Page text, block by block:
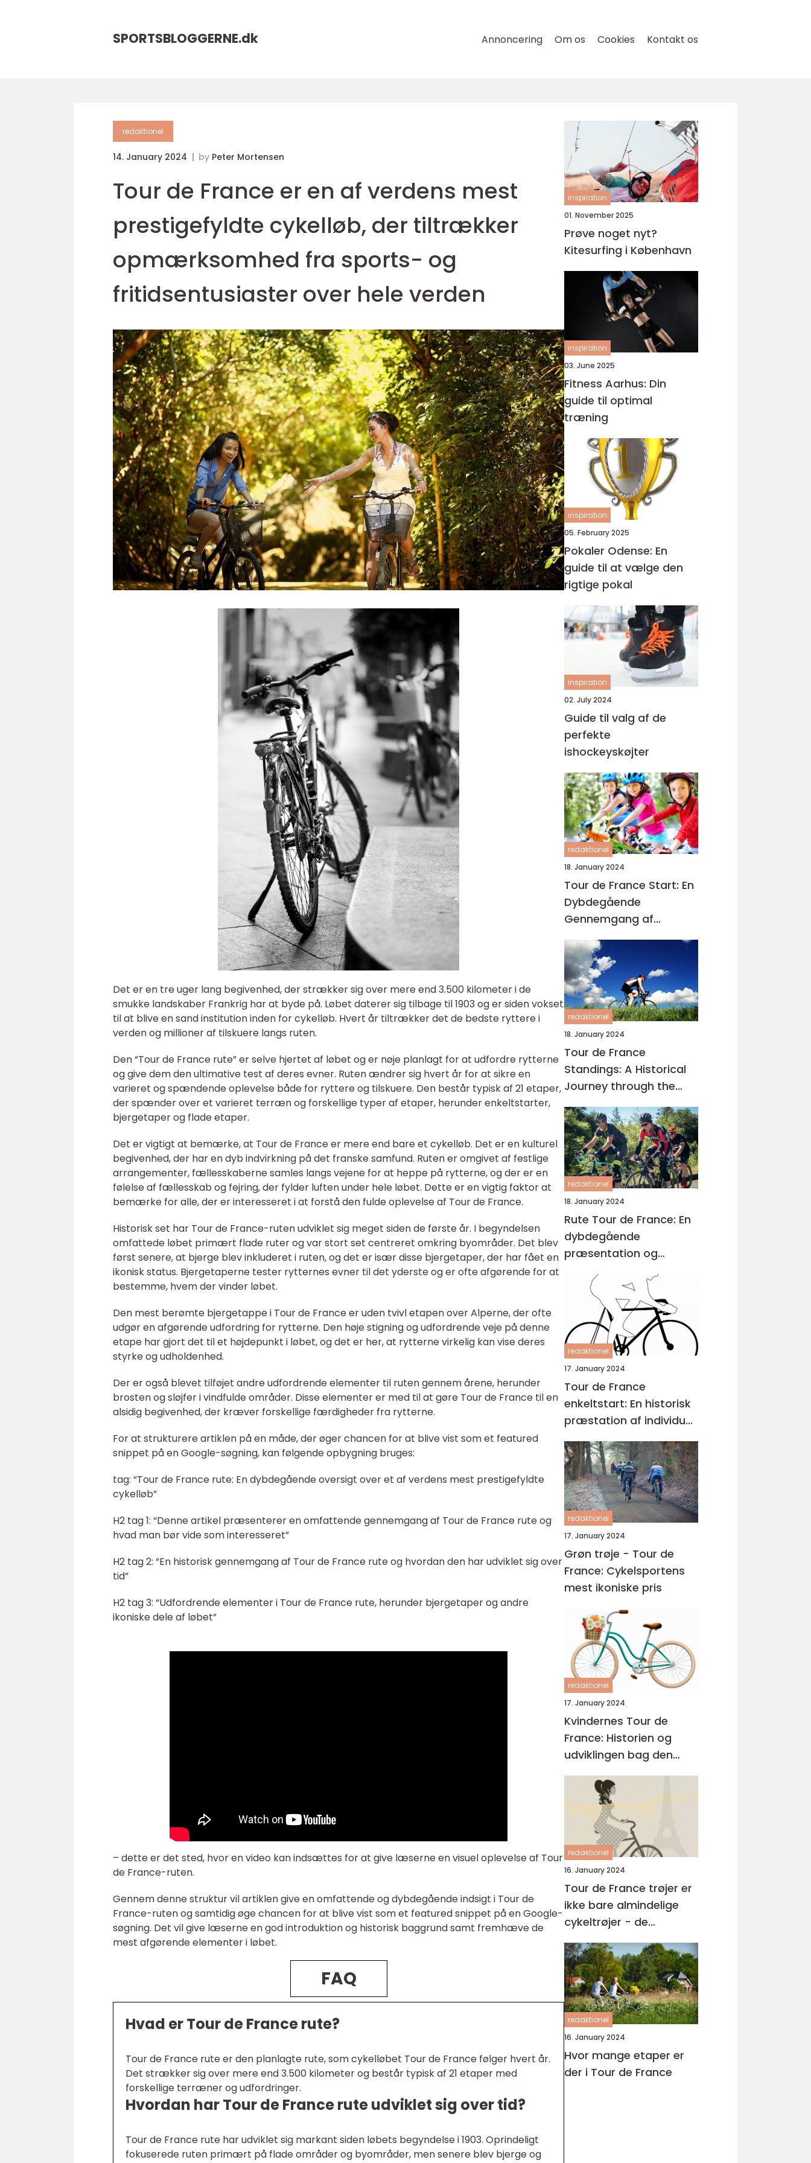
SPORTSBLOGGERNE.dk Annoncering Om os Cookies Kontakt os
redaktionel
14. January 2024 by Peter Mortensen
Tour de France er en af verdens mest
prestigefyldte cykelløb, der tiltrækker
opmærksomhed fra sports- og
fritidsentusiaster over hele verden
Det er en tre uger lang begivenhed, der strækker sig over mere end 3.500 kilometer i de
smukke landskaber Frankrig har at byde på. Løbet daterer sig tilbage til 1903 og er siden vokset
til at blive en sand institution inden for cykelløb. Hvert år tiltrækker det de bedste ryttere i
verden og millioner af tilskuere langs ruten.
Den “Tour de France rute” er selve hjertet af løbet og er nøje planlagt for at udfordre rytterne
og give dem den ultimative test af deres evner. Ruten ændrer sig hvert år for at sikre en
varieret og spændende oplevelse både for ryttere og tilskuere. Den består typisk af 21 etaper,
der spænder over et varieret terræn og forskellige typer af etaper, herunder enkeltstarter,
bjergetaper og flade etaper.
Det er vigtigt at bemærke, at Tour de France er mere end bare et cykelløb. Det er en kulturel
begivenhed, der har en dyb indvirkning på det franske samfund. Ruten er omgivet af festlige
arrangementer, fællesskaberne samles langs vejene for at heppe på rytterne, og der er en
følelse af fællesskab og fejring, der fylder luften under hele løbet. Dette er en vigtig faktor at
bemærke for alle, der er interesseret i at forstå den fulde oplevelse af Tour de France.
Historisk set har Tour de France-ruten udviklet sig meget siden de første år. I begyndelsen
omfattede løbet primært flade ruter og var stort set centreret omkring byområder. Det blev
først senere, at bjerge blev inkluderet i ruten, og det er især disse bjergetaper, der har fået en
ikonisk status. Bjergetaperne tester rytternes evner til det yderste og er ofte afgørende for at
bestemme, hvem der vinder løbet.
Den mest berømte bjergetappe i Tour de France er uden tvivl etapen over Alperne, der ofte
udgør en afgørende udfordring for rytterne. Den høje stigning og udfordrende veje på denne
etape har gjort det til et højdepunkt i løbet, og det er her, at rytterne virkelig kan vise deres
styrke og udholdenhed.
Der er også blevet tilføjet andre udfordrende elementer til ruten gennem årene, herunder
brosten og sløjfer i vindfulde områder. Disse elementer er med til at gøre Tour de France til en
alsidig begivenhed, der kræver forskellige færdigheder fra rytterne.
For at strukturere artiklen på en måde, der øger chancen for at blive vist som et featured
snippet på en Google-søgning, kan følgende opbygning bruges:
tag: “Tour de France rute: En dybdegående oversigt over et af verdens mest prestigefyldte
cykelløb”
H2 tag 1: “Denne artikel præsenterer en omfattende gennemgang af Tour de France rute og
hvad man bør vide som interesseret”
H2 tag 2: “En historisk gennemgang af Tour de France rute og hvordan den har udviklet sig over
tid”
H2 tag 3: “Udfordrende elementer i Tour de France rute, herunder bjergetaper og andre
ikoniske dele af løbet”
– dette er det sted, hvor en video kan indsættes for at give læserne en visuel oplevelse af Tour
de France-ruten.
Gennem denne struktur vil artiklen give en omfattende og dybdegående indsigt i Tour de
France-ruten og samtidig øge chancen for at blive vist som et featured snippet på en Google-
søgning. Det vil give læserne en god introduktion og historisk baggrund samt fremhæve de
mest afgørende elementer i løbet.
FAQ
Hvad er Tour de France rute?
Tour de France rute er den planlagte rute, som cykelløbet Tour de France følger hvert år.
Det strækker sig over mere end 3.500 kilometer og består typisk af 21 etaper med
forskellige terræner og udfordringer.
Hvordan har Tour de France rute udviklet sig over tid?
Tour de France rute har udviklet sig markant siden løbets begyndelse i 1903. Oprindeligt
fokuserede ruten primært på flade områder og byområder, men senere blev bjerge og
inspiration
01. November 2025
Prøve noget nyt?
Kitesurfing i København
inspiration
03. June 2025
Fitness Aarhus: Din
guide til optimal
træning
inspiration
05. February 2025
Pokaler Odense: En
guide til at vælge den
rigtige pokal
inspiration
02. July 2024
Guide til valg af de
perfekte
ishockeyskøjter
redaktionel
18. January 2024
Tour de France Start: En
Dybdegående
Gennemgang af
Cykelløbets Begyndelse
redaktionel
18. January 2024
Tour de France
Standings: A Historical
Journey through the
Worlds Most Prestigious
Cycling Race
redaktionel
18. January 2024
Rute Tour de France: En
dybdegående
præsentation og
historisk gennemgang
redaktionel
17. January 2024
Tour de France
enkeltstart: En historisk
præstation af individuel
styrke og taktisk snilde
redaktionel
17. January 2024
Grøn trøje - Tour de
France: Cykelsportens
mest ikoniske pris
redaktionel
17. January 2024
Kvindernes Tour de
France: Historien og
udviklingen bag den
prestigefyldte cykelløb
redaktionel
16. January 2024
Tour de France trøjer er
ikke bare almindelige
cykeltrøjer - de
repræsenterer noget
langt større
redaktionel
16. January 2024
Hvor mange etaper er
der i Tour de France